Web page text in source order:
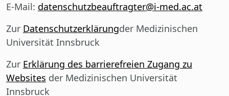
E-Mail: datenschutzbeauftragter@i-med.ac.at
Zur Datenschutzerklärungder Medizinischen
Universität Innsbruck
Zur Erklärung des barrierefreien Zugang zu
Websites der Medizinischen Universität
Innsbruck